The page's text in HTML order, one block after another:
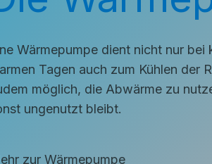
Wärmepumpe dient nicht nur
Tagen auch zum Kühlen der
möglich, die Abwärme zu
ungenutzt bleibt.
zur Wärmepumpe